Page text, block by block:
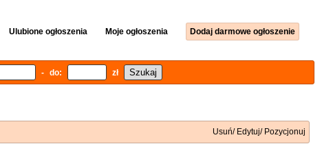
Ulubione ogłoszenia Moje ogłoszenia Dodaj darmowe ogłoszenie
- do: zł
Usuń/ Edytuj/ Pozycjonuj